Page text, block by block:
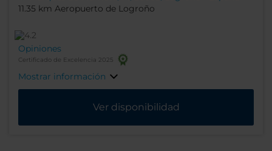
11.35 km Aeropuerto de Logroño
Opiniones
Certificado de Excelencia 2025
Mostrar información
Ver disponibilidad